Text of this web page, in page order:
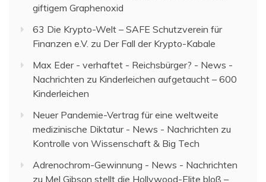
giftigem Graphenoxid
63 Die Krypto-Welt – SAFE Schutzverein für
Finanzen e.V. zu Der Fall der Krypto-Kabale
Max Eder - verhaftet - Reichsbürger? - News -
Nachrichten zu Kinderleichen aufgetaucht – 600
Kinderleichen
Neuer Pandemie-Vertrag für eine weltweite
medizinische Diktatur - News - Nachrichten zu
Kontrolle von Wissenschaft & Big Tech
Adrenochrom-Gewinnung - News - Nachrichten
zu Mel Gibson stellt die Hollywood-Elite bloß –